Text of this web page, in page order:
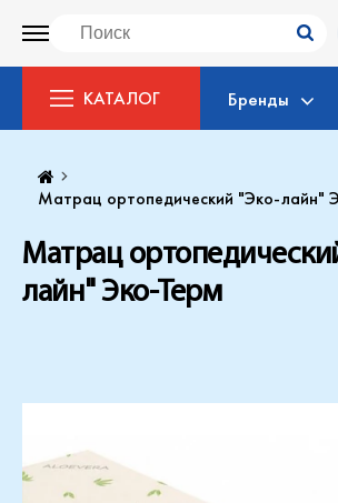
КАТАЛОГ Бренды
Матрац ортопедический "Эко-лайн"
Матрац
лайн" Эко-Терм